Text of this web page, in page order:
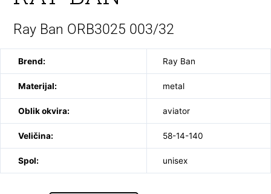
Ray Ban ORB3025 003/32
Brend: Ray Ban
Materijal: metal
Oblik okvira: aviator
Veličina: 58-14-140
Spol: unisex